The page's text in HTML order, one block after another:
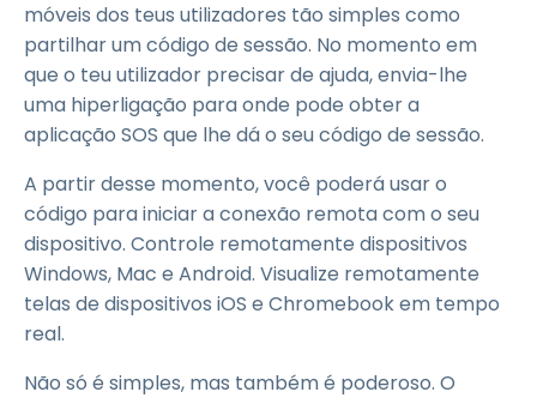
móveis dos teus utilizadores tão simples como
partilhar um código de sessão. No momento em
que o teu utilizador precisar de ajuda, envia-lhe
uma hiperligação para onde pode obter a
aplicação SOS que lhe dá o seu código de sessão.
A partir desse momento, você poderá usar o
código para iniciar a conexão remota com o seu
dispositivo. Controle remotamente dispositivos
Windows, Mac e Android. Visualize remotamente
telas de dispositivos iOS e Chromebook em tempo
real.
Não só é simples, mas também é poderoso. O